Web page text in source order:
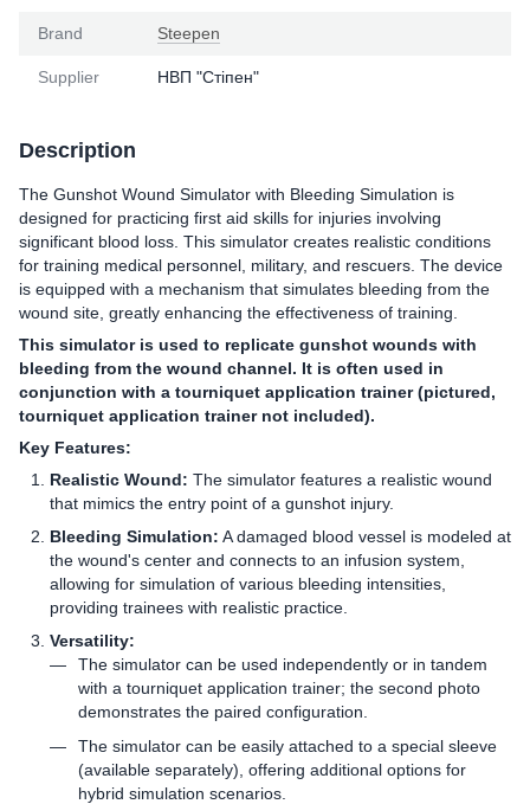
Brand Steepen
Supplier НВП "Стіпен"
Description
The Gunshot Wound Simulator with Bleeding Simulation is
designed for practicing first aid skills for injuries involving
significant blood loss. This simulator creates realistic conditions
for training medical personnel, military, and rescuers. The device
is equipped with a mechanism that simulates bleeding from the
wound site, greatly enhancing the effectiveness of training.
This simulator is used to replicate gunshot wounds with
bleeding from the wound channel. It is often used in
conjunction with a tourniquet application trainer (pictured,
tourniquet application trainer not included).
Key Features:
Realistic Wound: The simulator features a realistic wound
that mimics the entry point of a gunshot injury.
Bleeding Simulation: A damaged blood vessel is modeled at
the wound's center and connects to an infusion system,
allowing for simulation of various bleeding intensities,
providing trainees with realistic practice.
Versatility:
The simulator can be used independently or in tandem
with a tourniquet application trainer; the second photo
demonstrates the paired configuration.
The simulator can be easily attached to a special sleeve
(available separately), offering additional options for
hybrid simulation scenarios.